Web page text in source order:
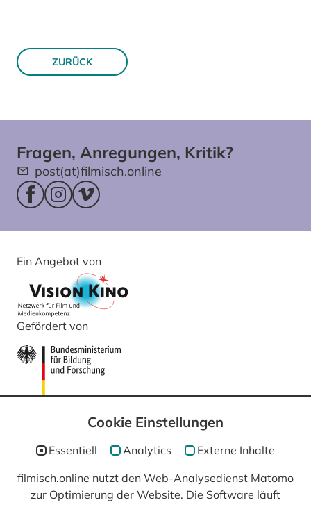
ZURÜCK
Fragen, Anregungen, Kritik?
post(at)filmisch.online
Facebookseite (öffnet im neuen Fenster)
Instagram (öffnet im neuen Fenster)
Vimeo (öffnet im neuen Fenster)
Ein Angebot von
Gefördert von
In Kooperation mit
Cookie Einstellungen
Essentiell Analytics Externe Inhalte
filmisch.online nutzt den Web-Analysedienst Matomo
zur Optimierung der Website. Die Software läuft